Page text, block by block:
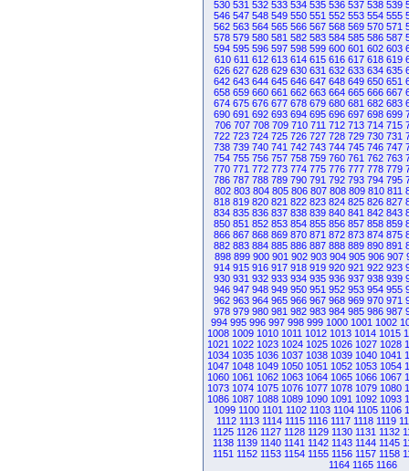
530 531 532 533 534 535 536 537 538 539
546 547 548 549 550 551 552 553 554 555
562 563 564 565 566 567 568 569 570 571
578 579 580 581 582 583 584 585 586 587
594 595 596 597 598 599 600 601 602 603
610 611 612 613 614 615 616 617 618 619
626 627 628 629 630 631 632 633 634 635
642 643 644 645 646 647 648 649 650 651
658 659 660 661 662 663 664 665 666 667
674 675 676 677 678 679 680 681 682 683
690 691 692 693 694 695 696 697 698 699
706 707 708 709 710 711 712 713 714 715
722 723 724 725 726 727 728 729 730 731
738 739 740 741 742 743 744 745 746 747
754 755 756 757 758 759 760 761 762 763
770 771 772 773 774 775 776 777 778 779
786 787 788 789 790 791 792 793 794 795
802 803 804 805 806 807 808 809 810 811
818 819 820 821 822 823 824 825 826 827
834 835 836 837 838 839 840 841 842 843
850 851 852 853 854 855 856 857 858 859
866 867 868 869 870 871 872 873 874 875
882 883 884 885 886 887 888 889 890 891
898 899 900 901 902 903 904 905 906 907
914 915 916 917 918 919 920 921 922 923
930 931 932 933 934 935 936 937 938 939
946 947 948 949 950 951 952 953 954 955
962 963 964 965 966 967 968 969 970 971
978 979 980 981 982 983 984 985 986 987
994 995 996 997 998 999 1000 1001 1002
1008 1009 1010 1011 1012 1013 1014 1015
1021 1022 1023 1024 1025 1026 1027 1028
1034 1035 1036 1037 1038 1039 1040 1041
1047 1048 1049 1050 1051 1052 1053 1054
1060 1061 1062 1063 1064 1065 1066 1067
1073 1074 1075 1076 1077 1078 1079 1080
1086 1087 1088 1089 1090 1091 1092 1093
1099 1100 1101 1102 1103 1104 1105 1106
1112 1113 1114 1115 1116 1117 1118 1119
1125 1126 1127 1128 1129 1130 1131 1132
1138 1139 1140 1141 1142 1143 1144 1145
1151 1152 1153 1154 1155 1156 1157 1158
1164 1165 1166